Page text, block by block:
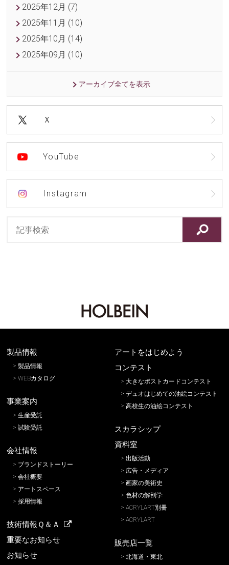
2025年12月 (7)
2025年11月 (10)
2025年10月 (14)
2025年09月 (10)
アーカイブ全てを表示
Ｘ
YouTube
Instagram
製品情報
製品情報
WEBカタログ
事業案内
生産受託
試験受託
会社情報
ブランドストーリー
会社概要
アートスペース
採用情報
アートをはじめよう
コンテスト
大きなポストカードコンテスト
デュオはじめての油絵コンテスト
高校生の油絵コンテスト
スカラシップ
資料室
出版活動
広告・メディア
画家の美術史
色材の解剖学
ACRYLART別冊
ACRYLART
販売店一覧
北海道・東北
技術情報Ｑ＆Ａ
重要なお知らせ
お知らせ